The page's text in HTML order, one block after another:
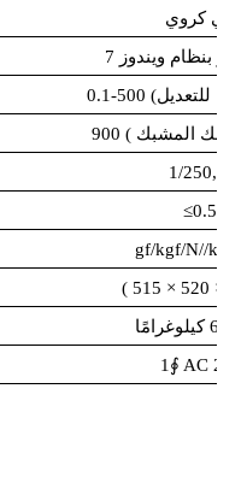
كروي
بنظام ويندوز 7
(قابل للتعديل)
ذلك المشبك )
1/250,000
≤0.5%
gf/kgf/N//kN/
( 515
1∮ AC